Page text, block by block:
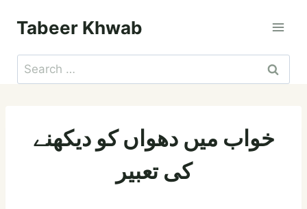
Tabeer Khwab
Search
for:
خواب میں دھواں کو دیکھنے
کی تعبیر